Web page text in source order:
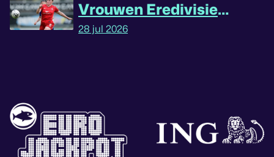
Vrouwen Eredivisie
omgedraaid
28 jul 2026